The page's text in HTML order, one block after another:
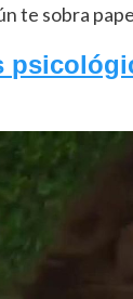
te sobra